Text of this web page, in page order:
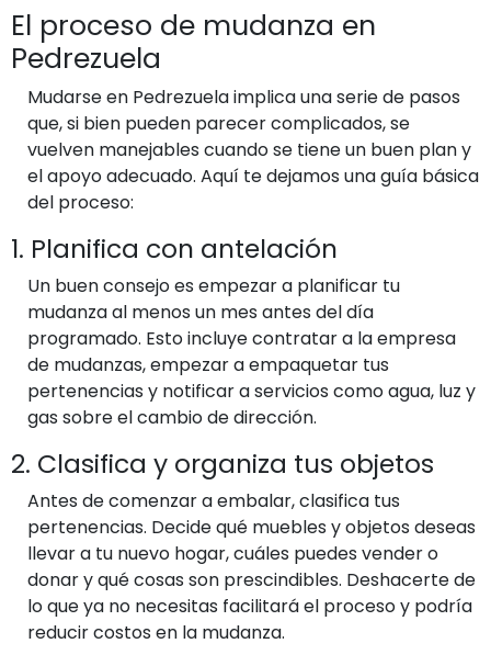
El proceso de mudanza en
Pedrezuela
Mudarse en Pedrezuela implica una serie de pasos
que, si bien pueden parecer complicados, se
vuelven manejables cuando se tiene un buen plan y
el apoyo adecuado. Aquí te dejamos una guía básica
del proceso:
1. Planifica con antelación
Un buen consejo es empezar a planificar tu
mudanza al menos un mes antes del día
programado. Esto incluye contratar a la empresa
de mudanzas, empezar a empaquetar tus
pertenencias y notificar a servicios como agua, luz y
gas sobre el cambio de dirección.
2. Clasifica y organiza tus objetos
Antes de comenzar a embalar, clasifica tus
pertenencias. Decide qué muebles y objetos deseas
llevar a tu nuevo hogar, cuáles puedes vender o
donar y qué cosas son prescindibles. Deshacerte de
lo que ya no necesitas facilitará el proceso y podría
reducir costos en la mudanza.